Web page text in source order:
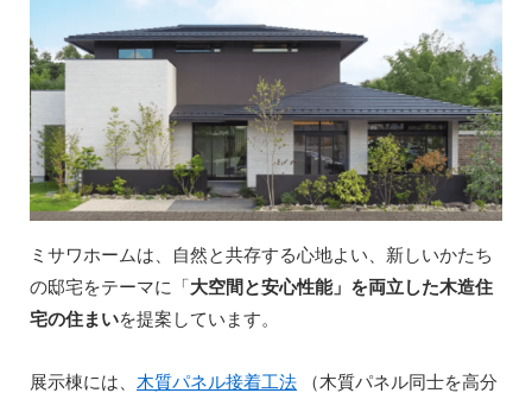
ミサワホームは、自然と共存する心地よい、新しいかたち
の邸宅をテーマに「大空間と安心性能」を両立した木造住
宅の住まいを提案しています。
展示棟には、 木質パネル接着工法 （木質パネル同士を高分